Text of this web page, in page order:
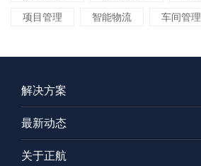
项目管理 智能物流 车间管理
解决方案
最新动态
关于正航